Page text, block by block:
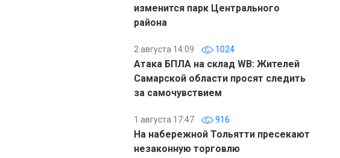
изменится парк Центрального
района
2 августа 14:09 1024
Атака БПЛА на склад WB: Жителей
Самарской области просят следить
за самочувствием
1 августа 17:47 916
На набережной Тольятти пресекают
незаконную торговлю